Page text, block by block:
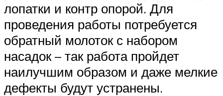
лопатки и контр опорой. Для
проведения работы потребуется
обратный молоток с набором
насадок – так работа пройдет
наилучшим образом и даже мелкие
дефекты будут устранены.